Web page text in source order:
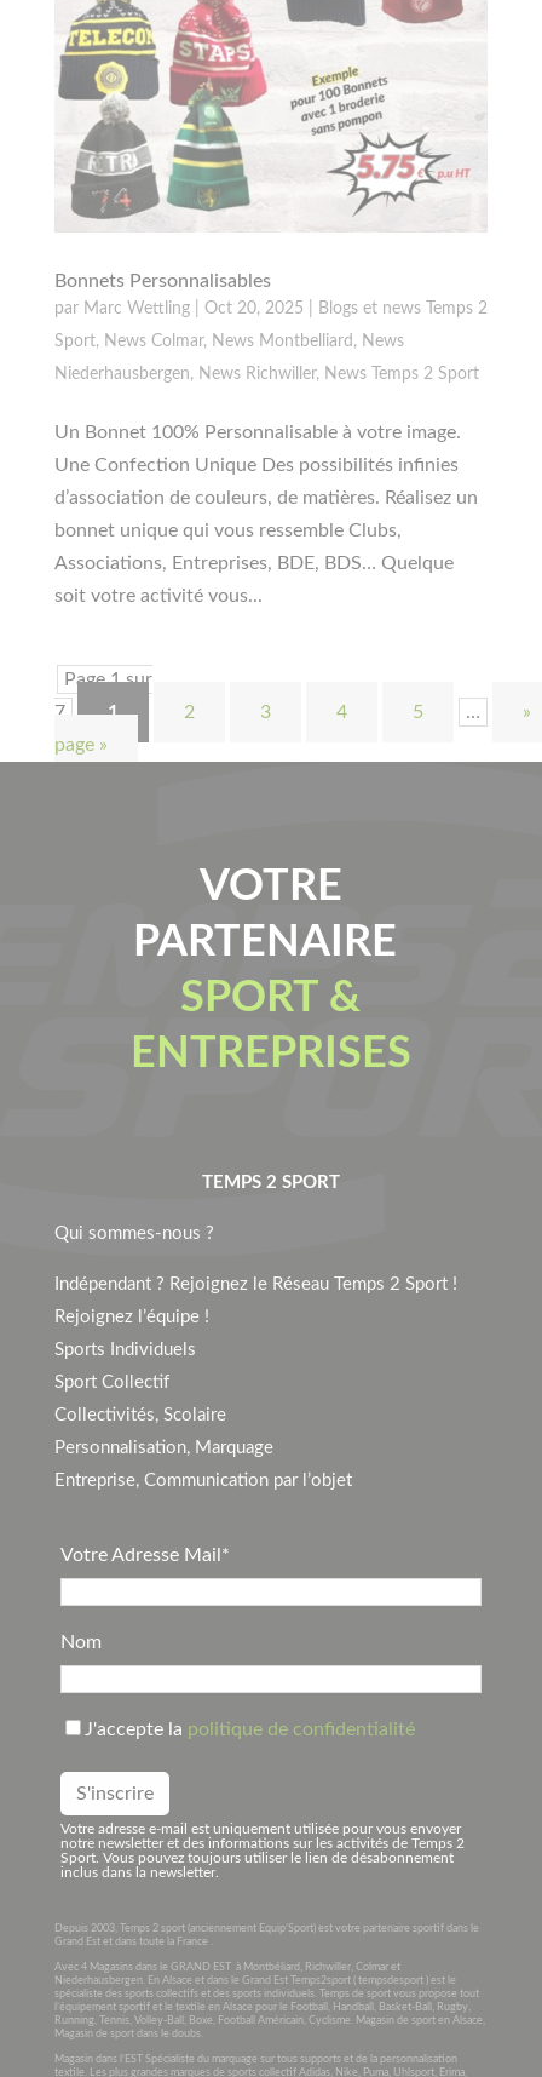
Bonnets Personnalisables
par Marc Wettling| Oct 20, 2025
Blogs et news Temps 2
Sport, News Colmar, News Montbelliard , News
Niederhausbergen, News Richwiller, News Temps 2 Sport
Un Bonnet 100% Personnalisable à votre image.
Une Confection Unique Des possibilités infinies
d’association de couleurs, de matières. Réalisez un
bonnet unique qui vous ressemble Clubs,
Associations, Entreprises, BDE, BDS… Quelque
soit votre activité vous...
Page 1 sur
7
1 2 3 4 5 …
»
page »
VOTRE
PARTENAIRE
SPORT &
ENTREPRISES
TEMPS 2 SPORT
Qui sommes-nous ?
Indépendant ? Rejoignez le Réseau Temps 2 Sport !
Rejoignez l’équipe !
Sports Individuels
Sport Collectif
Collectivités, Scolaire
Personnalisation, Marquage
Entreprise, Communication par l’objet
Votre Adresse Mail*
Nom
J'accepte la politique de confidentialité
Votre adresse e-mail est uniquement utilisée pour vous envoyer
notre newsletter et des informations sur les activités de Temps 2
Sport. Vous pouvez toujours utiliser le lien de désabonnement
inclus dans la newsletter.
Depuis 2003, Temps 2 sport (anciennement Equip’Sport) est votre partenaire sportif dans le
Grand Est et dans toute la France .
Avec 4 Magasins dans le GRAND EST à Montbéliard, Richwiller, Colmar et
Niederhausbergen. En Alsace et dans le Grand Est Temps2sport ( tempsdesport ) est le
spécialiste des sports collectifs et des sports individuels. Temps de sport vous propose tout
l’équipement sportif et le textile en Alsace pour le Football, Handball, Basket-Ball, Rugby,
Running, Tennis, Volley-Ball, Boxe, Football Américain, Cyclisme. Magasin de sport en Alsace,
Magasin de sport dans le doubs.
Magasin dans l’EST Spécialiste du marquage sur tous supports et de la personnalisation
textile. Les plus grandes marques de sports collectif Adidas, Nike, Puma, Uhlsport, Erima,